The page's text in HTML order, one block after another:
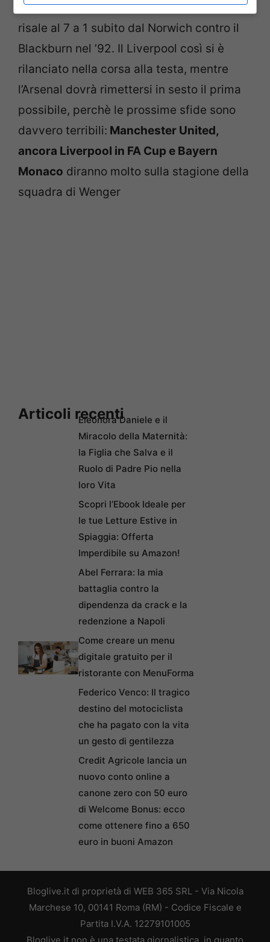
sconfitta di una capolista di Premier, che
risale al 7 a 1 subito dal Norwich contro il
Blackburn nel ’92. Il Liverpool così si è
rilanciato nella corsa alla testa, mentre
l’Arsenal dovrà rimettersi in sesto il prima
possibile, perchè le prossime sfide sono
davvero terribili: Manchester United,
ancora Liverpool in FA Cup e Bayern
Monaco diranno molto sulla stagione della
squadra di Wenger
Articoli recentiEleonora Daniele e il
Miracolo della Maternità:
la Figlia che Salva e il
Ruolo di Padre Pio nella
loro Vita
Scopri l’Ebook Ideale per
le tue Letture Estive in
Spiaggia: Offerta
Imperdibile su Amazon!
Abel Ferrara: la mia
battaglia contro la
dipendenza da crack e la
redenzione a Napoli
Come creare un menu
digitale gratuito per il
ristorante con MenuForma
Federico Venco: Il tragico
destino del motociclista
che ha pagato con la vita
un gesto di gentilezza
Credit Agricole lancia un
nuovo conto online a
canone zero con 50 euro
di Welcome Bonus: ecco
come ottenere fino a 650
euro in buoni Amazon
Bloglive.it di proprietà di WEB 365 SRL - Via Nicola
Marchese 10, 00141 Roma (RM) - Codice Fiscale e
Partita I.V.A. 12279101005
Bloglive.it non è una testata giornalistica, in quanto